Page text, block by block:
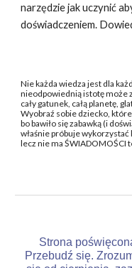
narzędzie jak uczynić
doświadczeniem.
Nie każda wiedza jest dla
nieodpowiednią istotę może
cały gatunek, całą planetę,
Wyobraź sobie dziecko,
bo bawiło się zabawką (i
właśnie próbuje
lecz nie ma ŚWIADOMOŚCI
Strona
Przebudź się.